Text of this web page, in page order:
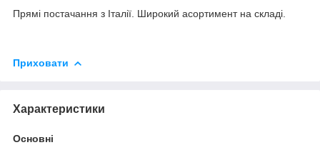
Прямі постачання з Італії. Широкий асортимент на складі
Приховати
Характеристики
Основні